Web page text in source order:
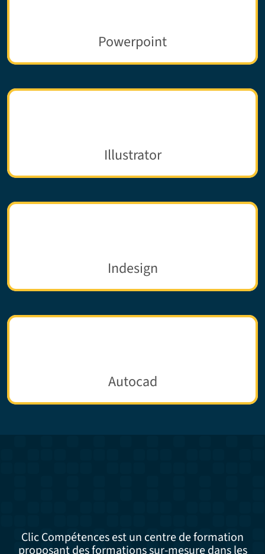
Powerpoint
Illustrator
Indesign
Autocad
Clic Compétences est un centre de formation
proposant des formations sur-mesure dans les